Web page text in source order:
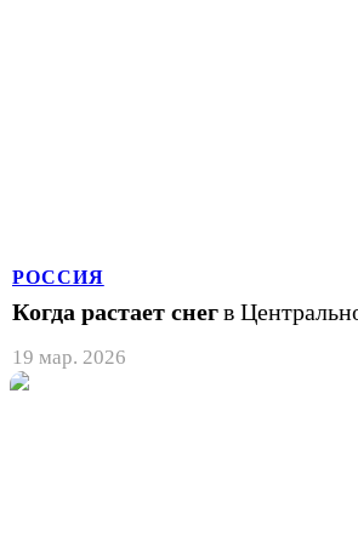
РОССИЯ
Когда растает снегв
19 мар. 2026